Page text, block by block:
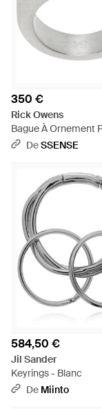
350 €
Rick Owens
Bague À Ornement
Métallisé
DeSSENSE
584,50 €
Jil Sander
Keyrings - Blanc
De Miinto